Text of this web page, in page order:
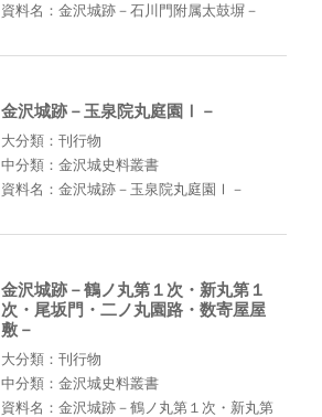
資料名：金沢城跡－石川門附属太鼓塀－
金沢城跡－玉泉院丸庭園Ⅰ－
大分類：刊行物
中分類：金沢城史料叢書
資料名：金沢城跡－玉泉院丸庭園Ⅰ－
金沢城跡－鶴ノ丸第１次・新丸第１
次・尾坂門・二ノ丸園路・数寄屋屋
敷－
大分類：刊行物
中分類：金沢城史料叢書
資料名：金沢城跡－鶴ノ丸第１次・新丸第